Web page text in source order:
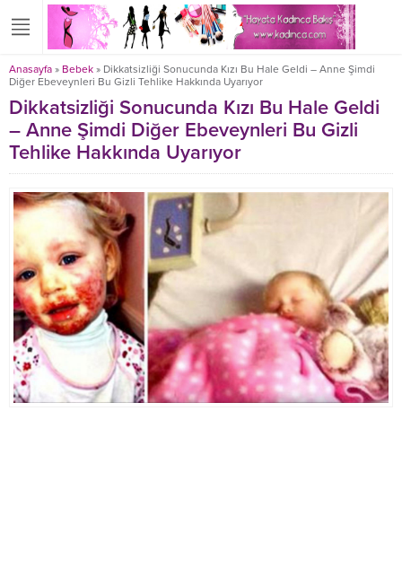
Anasayfa » Bebek » Dikkatsizliği Sonucunda Kızı Bu Hale Geldi – Anne Şimdi
Diğer Ebeveynleri Bu Gizli Tehlike Hakkında Uyarıyor
Dikkatsizliği Sonucunda Kızı Bu Hale Geldi
– Anne Şimdi Diğer Ebeveynleri Bu Gizli
Tehlike Hakkında Uyarıyor